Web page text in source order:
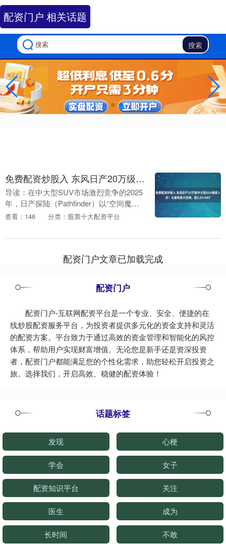
搜索
配资门户 相关话题
免费配资炒股入 东风日产20万级中大型SUV值得入手！七座布局大空间，配2.0T+9AT
导读：在中大型SUV市场激烈竞争的2025
年，日产探陆（Pathfinder）以“空间魔术
师”和“动力平衡大师”的双重身份脱颖而
查看：146 分类：股票十大配资平台
配资门户文章已加载完成
配资门户
配资门户-互联网配资平台是一个专业、安全、便捷的在
线炒股配资服务平台，为投资者提供多元化的资金支持和灵活
的配资方案。平台致力于通过高效的资金管理和智能化的风控
体系，帮助用户实现财富增值。无论您是新手还是资深投资
者，配资门户都能满足您的个性化需求，助您轻松开启投资之
旅。选择我们，开启高效、稳健的配资体验！
话题标签
发现 心梗
学会 女子
配资知识平台 关注
医生 成为
长时间 不敢